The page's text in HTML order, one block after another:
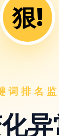
狠!
词排名